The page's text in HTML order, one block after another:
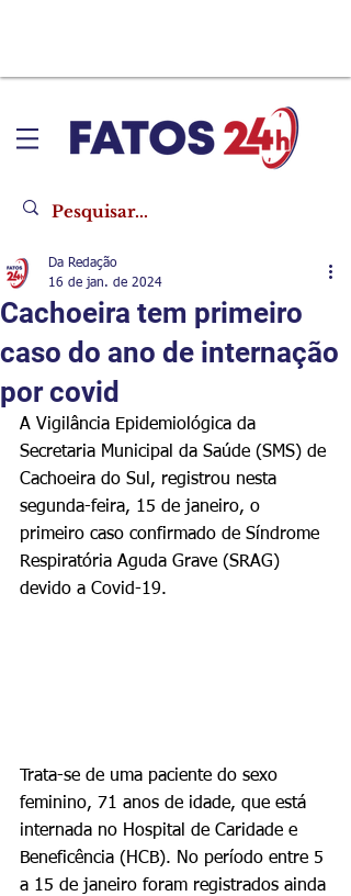
Cachoeira tem primeiro
caso do ano de internação
por covid
Da Redação
16 de jan. de 2024
A Vigilância Epidemiológica da
Secretaria Municipal da Saúde (SMS) de
Cachoeira do Sul, registrou nesta
segunda-feira, 15 de janeiro, o
primeiro caso confirmado de Síndrome
Respiratória Aguda Grave (SRAG)
devido a Covid-19.
Trata-se de uma paciente do sexo
feminino, 71 anos de idade, que está
internada no Hospital de Caridade e
Beneficência (HCB). No período entre 5
a 15 de janeiro foram registrados ainda